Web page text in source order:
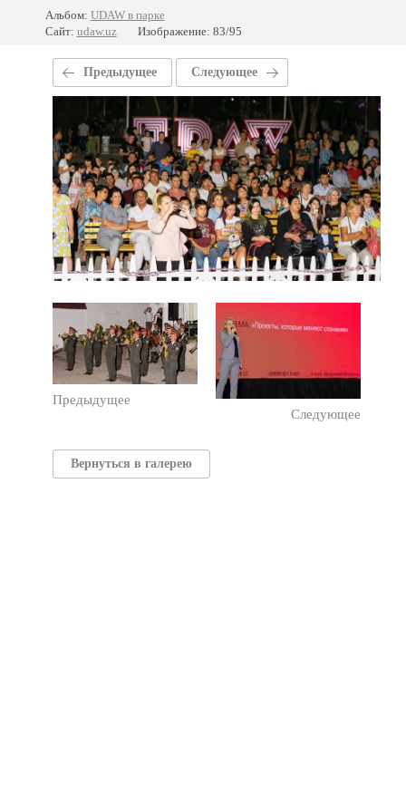
Альбом: UDAW в парке
Сайт: udaw.uz Изображение: 83/95
Предыдущее Следующее
Предыдущее
Следующее
Вернуться в галерею